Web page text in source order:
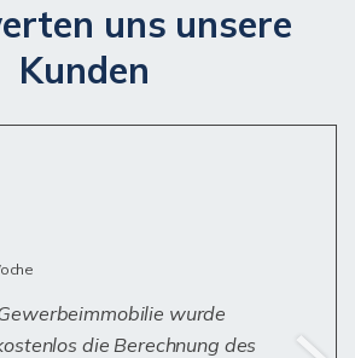
uns unsere
Kunden
wurde
die Berechnung des